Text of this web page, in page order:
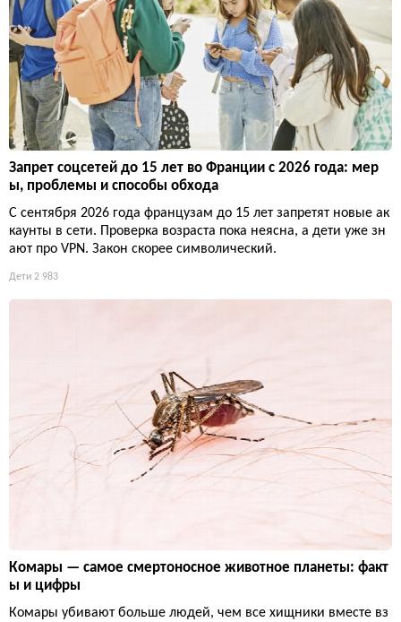
Запрет соцсетей до 15 лет во Франции с 2026 года: мер
ы, проблемы и способы обхода
С сентября 2026 года французам до 15 лет запретят новые ак
каунты в сети. Проверка возраста пока неясна, а дети уже зн
ают про VPN. Закон скорее символический.
Дети 2 983
Комары — самое смертоносное животное планеты: факт
ы и цифры
Комары убивают больше людей, чем все хищники вместе вз